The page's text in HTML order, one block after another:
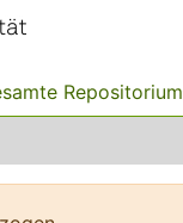
Repositorium